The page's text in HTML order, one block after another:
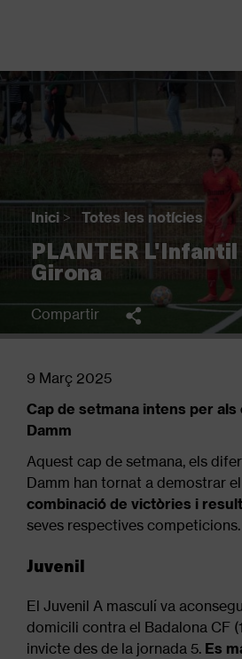
Back
top
Fil
d'Ariadna
Inici > Totes les notícies
PLANTER
Girona
Compartir
9 Març 2025
Cap de setmana intens per als
Damm
Aquest cap de setmana, els
Damm han tornat a demostrar
combinació de victòries i
seves respectives competicions.
Juvenil
El Juvenil A masculí va
domicili contra el Badalona CF
invicte des de la jornada 5. Es